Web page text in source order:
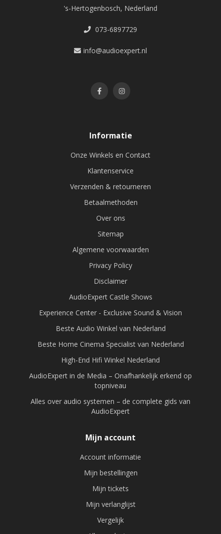
's-Hertogenbosch, Nederland
073-6897729
info@audioexpert.nl
Informatie
Onze Winkels en Contact
Klantenservice
Verzenden & retourneren
Betaalmethoden
Over ons
Sitemap
Algemene voorwaarden
Privacy Policy
Disclaimer
AudioExpert Castle Shows
Experience Center - Exclusive Sound & Vision
Beste Audio Winkel van Nederland
Beste Home Cinema Specialist van Nederland
High-End Hifi Winkel Nederland
AudioExpert in de Media – Onafhankelijk erkend op
topniveau
Alles over audio systemen – de complete gids van
AudioExpert
Mijn account
Account informatie
Mijn bestellingen
Mijn tickets
Mijn verlanglijst
Vergelijk